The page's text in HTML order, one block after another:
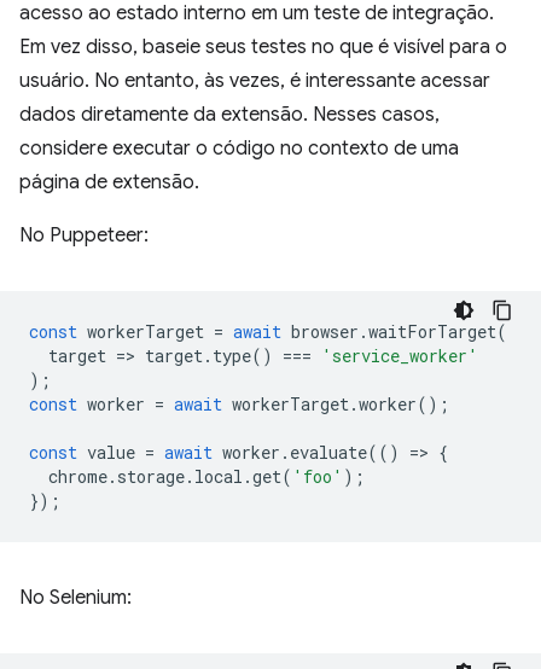
acesso ao estado interno em um teste de integração.
Em vez disso, baseie seus testes no que é visível para o
usuário. No entanto, às vezes, é interessante acessar
dados diretamente da extensão. Nesses casos,
considere executar o código no contexto de uma
página de extensão.
No Puppeteer:
const workerTarget = await browser .waitForTarget(
target => target. type() ===
'service_worker'
);
const worker = await workerTarget.worker();
const value = await worker . evaluate(() => {
chrome. storage. local .get( 'foo' );
});
No Selenium: